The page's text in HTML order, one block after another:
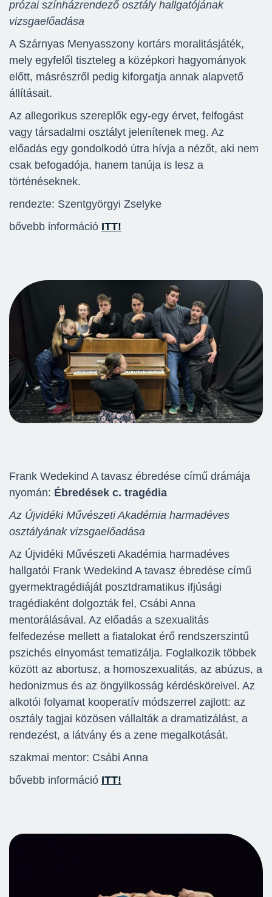
prózai színházrendező osztály hallgatójának
vizsgaelőadása
A Szárnyas Menyasszony kortárs moralitásjáték,
mely egyfelől tiszteleg a középkori hagyományok
előtt, másrészről pedig kiforgatja annak alapvető
állításait.
Az allegorikus szereplők egy-egy érvet, felfogást
vagy társadalmi osztályt jelenítenek meg. Az
előadás egy gondolkodó útra hívja a nézőt, aki nem
csak befogadója, hanem tanúja is lesz a
történéseknek.
rendezte: Szentgyörgyi Zselyke
bővebb információ ITT!
Frank Wedekind A tavasz ébredése című drámája
nyomán: Ébredések c. tragédia
Az Újvidéki Művészeti Akadémia harmadéves
osztályának vizsgaelőadása
Az Újvidéki Művészeti Akadémia harmadéves
hallgatói Frank Wedekind A tavasz ébredése című
gyermektragédiáját posztdramatikus ifjúsági
tragédiaként dolgozták fel, Csábi Anna
mentorálásával. Az előadás a szexualitás
felfedezése mellett a fiatalokat érő rendszerszintű
pszichés elnyomást tematizálja. Foglalkozik többek
között az abortusz, a homoszexualitás, az abúzus, a
hedonizmus és az öngyilkosság kérdésköreivel. Az
alkotói folyamat kooperatív módszerrel zajlott: az
osztály tagjai közösen vállalták a dramatizálást, a
rendezést, a látvány és a zene megalkotását.
szakmai mentor: Csábi Anna
bővebb információ ITT!